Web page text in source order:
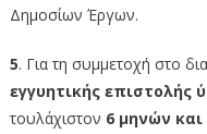
Δημοσίων Έργων.
5. Για τη συμμετοχή στο
εγγυητικής επιστολής
τουλάχιστον 6 μηνών και